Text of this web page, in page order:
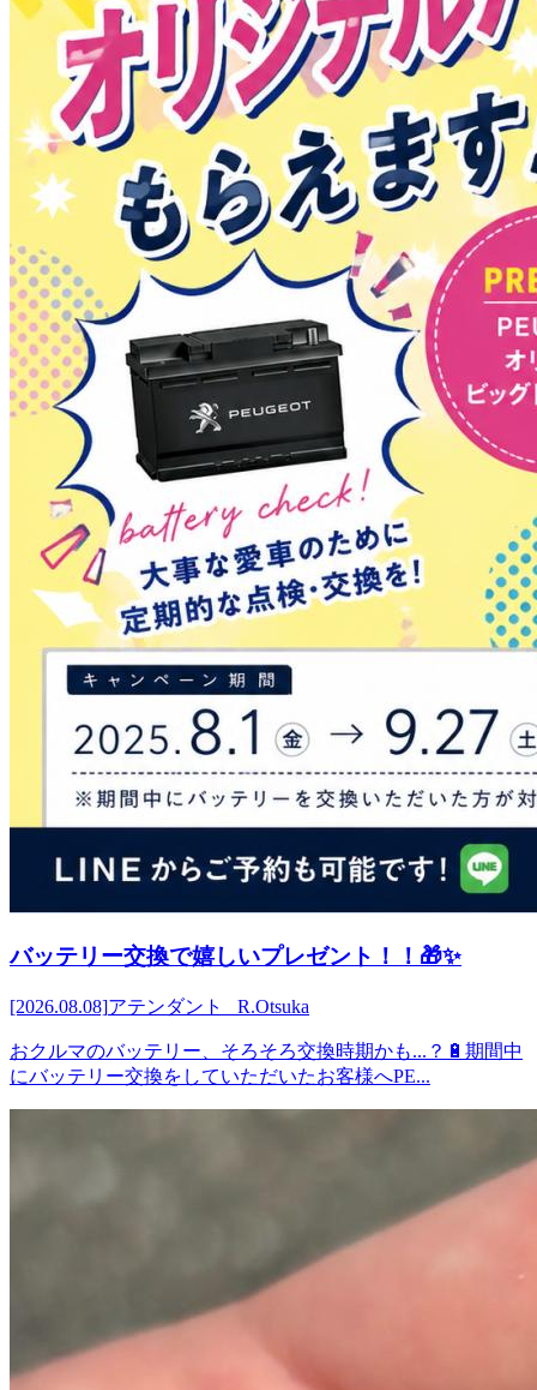
バッテリー交換で嬉しいプレゼント！！🎁✨
[2026.08.08]アテンダント R.Otsuka
おクルマのバッテリー、そろそろ交換時期かも...？🔋期間中
にバッテリー交換をしていただいたお客様へPE...